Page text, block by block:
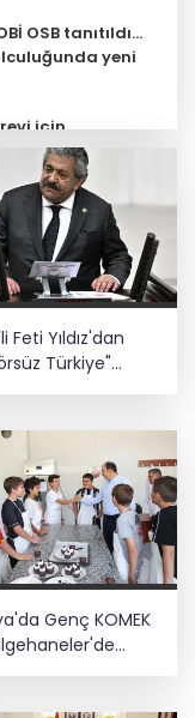
OSB tanıtıldı...
yeni
için
savunma
devam
kişi yakalandı
ikamet
Feti Yıldız'dan
Türkiye"
üretecek
Genç KOMEK
yaz